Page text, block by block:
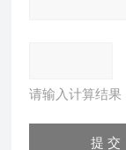
请输入计算结